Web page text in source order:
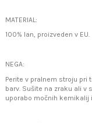
MATERIAL:
100% lan, proizveden v EU.
NEGA:
Perite v pralnem stroju pri
barv. Sušite na zraku ali v
uporabo močnih kemikalij